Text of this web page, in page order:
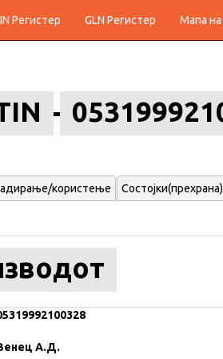
Регистер GLN Регистер Мапа
користење Состојки(прехрана)
А.Д.